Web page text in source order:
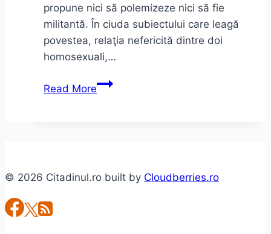
propune nici să polemizeze nici să fie
militantă. În ciuda subiectului care leagă
povestea, relaţia nefericită dintre doi
homosexuali,…
Read MoreAdrian
Ferentari
© 2026 Citadinul.ro built by Cloudberries.ro